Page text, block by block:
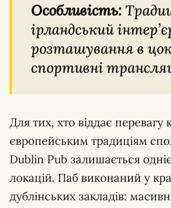
Особливість:
ірландський
розташування в
спортивні
Для тих, хто віддає
європейським традиціям
Dublin Pub залишається
локацій. Паб виконаний у
дублінських закладів: